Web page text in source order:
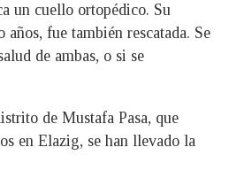
un cuello ortopédico. Su
fue también rescatada. Se
de ambas, o si se
de Mustafa Pasa, que
en Elazig, se han llevado la